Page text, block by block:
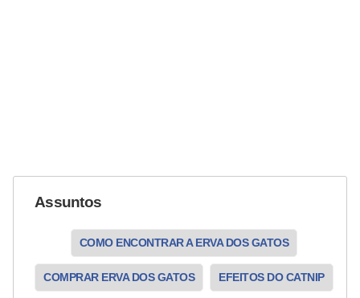
Assuntos
COMO ENCONTRAR A ERVA DOS GATOS
COMPRAR ERVA DOS GATOS EFEITOS DO CATNIP
G
a
o
s